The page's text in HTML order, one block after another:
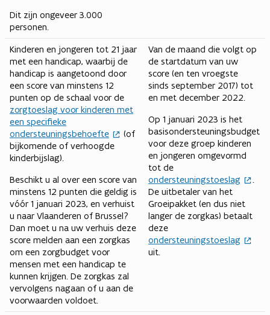
Dit zijn ongeveer 3.000
personen.
Kinderen en jongeren tot 21 jaar
met een handicap, waarbij de
handicap is aangetoond door
een score van minstens 12
punten op de schaal voor de
zorgtoeslag voor kinderen met
een specifieke
ondersteuningsbehoefte
(of
bijkomende of verhoogde
kinderbijslag).
Beschikt u al over een score van
minstens 12 punten die geldig is
vóór 1 januari 2023, en verhuist
u naar Vlaanderen of Brussel?
Dan moet u na uw verhuis deze
score melden aan een zorgkas
om een zorgbudget voor
mensen met een handicap te
kunnen krijgen. De zorgkas zal
vervolgens nagaan of u aan de
voorwaarden voldoet.
Van de maand die volgt op
de startdatum van uw
score (en ten vroegste
sinds september 2017) tot
en met december 2022.
Op 1 januari 2023 is het
basisondersteuningsbudget
voor deze groep kinderen
en jongeren omgevormd
tot de
ondersteuningstoeslag
.
De uitbetaler van het
Groeipakket (en dus niet
langer de zorgkas) betaalt
deze
ondersteuningstoeslag
uit.